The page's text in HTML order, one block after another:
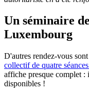
Un séminaire
Luxembourg
D'autres rendez-vous
collectif de quatre
affiche presque complet :
disponibles !